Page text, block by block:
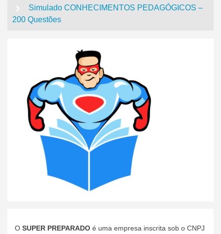
Simulado CONHECIMENTOS PEDAGÓGICOS –
200 Questões
O SUPER PREPARADO é uma empresa inscrita sob o CNPJ